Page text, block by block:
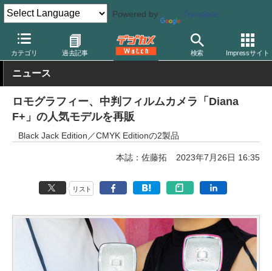
Powered by Translate
カテゴリ 過去記事 検索 Impressサイト
デジカメ Watch フィルム関連 フィルムカメラ ロモグラフィー
ニュース
ロモグラフィー、中判フィルムカメラ「Diana
F+」の人気モデルを再販
Black Jack Edition／CMYK Editionの2製品
本誌：佐藤拓 2023年7月26日 16:35
リスト